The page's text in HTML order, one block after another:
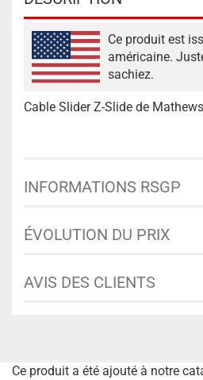
Ce produit est
américaine.
sachiez.
Cable Slider Z-Slide de
INFORMATIONS RSGP
ÉVOLUTION DU PRIX
AVIS DES CLIENTS
Ce produit a été ajouté à notre